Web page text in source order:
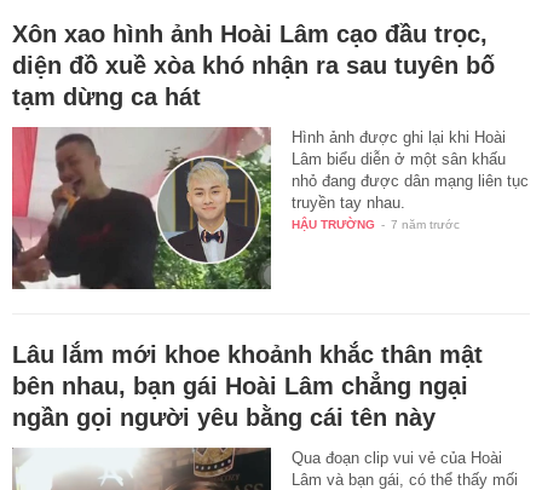
Xôn xao hình ảnh Hoài Lâm cạo đầu trọc,
diện đồ xuề xòa khó nhận ra sau tuyên bố
tạm dừng ca hát
Hình ảnh được ghi lại khi Hoài
Lâm biểu diễn ở một sân khấu
nhỏ đang được dân mạng liên tục
truyền tay nhau.
HẬU TRƯỜNG - 7 năm trước
Lâu lắm mới khoe khoảnh khắc thân mật
bên nhau, bạn gái Hoài Lâm chẳng ngại
ngần gọi người yêu bằng cái tên này
Qua đoạn clip vui vẻ của Hoài
Lâm và bạn gái, có thể thấy mối